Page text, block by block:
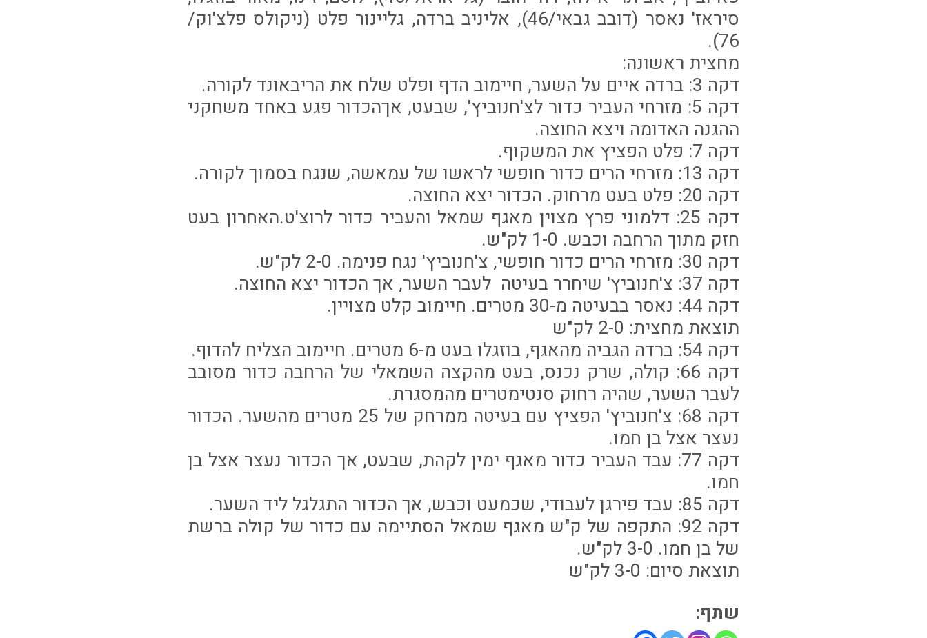
סיראז' נאסר (דובב גבאי/46), אליניב ברדה, גליינור פלט (ניקולס פלצ'וק/
76).
מחצית ראשונה:
דקה 3: ברדה איים על השער, חיימוב הדף ופלט שלח את הריבאונד לקורה.
דקה 5: מזרחי העביר כדור לצ'חנוביץ', שבעט, אךהכדור פגע באחד משחקני
ההגנה האדומה ויצא החוצה.
דקה 7: פלט הפציץ את המשקוף.
דקה 13: מזרחי הרים כדור חופשי לראשו של עמאשה, שנגח בסמוך לקורה.
דקה 20: פלט בעט מרחוק. הכדור יצא החוצה.
דקה 25: דלמוני פרץ מצוין מאגף שמאל והעביר כדור לרוצ'ט.האחרון בעט
חזק מתוך הרחבה וכבש. 1-0 לק"ש.
דקה 30: מזרחי הרים כדור חופשי, צ'חנוביץ' נגח פנימה. 2-0 לק"ש.
דקה 37: צ'חנוביץ' שיחרר בעיטה לעבר השער, אך הכדור יצא החוצה.
דקה 44: נאסר בבעיטה מ-30 מטרים. חיימוב קלט מצויין.
תוצאת מחצית: 2-0 לק"ש
דקה 54: ברדה הגביה מהאגף, בוזגלו בעט מ-6 מטרים. חיימוב הצליח להדוף.
דקה 66: קולה, שרק נכנס, בעט מהקצה השמאלי של הרחבה כדור מסובב
לעבר השער, שהיה רחוק סנטימטרים מהמסגרת.
דקה 68: צ'חנוביץ' הפציץ עם בעיטה ממרחק של 25 מטרים מהשער. הכדור
נעצר אצל בן חמו.
דקה 77: עבד העביר כדור מאגף ימין לקהת, שבעט, אך הכדור נעצר אצל בן
חמו.
דקה 85: עבד פירגן לעבודי, שכמעט וכבש, אך הכדור התגלגל ליד השער.
דקה 92: התקפה של ק"ש מאגף שמאל הסתיימה עם כדור של קולה ברשת
של בן חמו. 3-0 לק"ש.
תוצאת סיום: 3-0 לק"ש
שתף: